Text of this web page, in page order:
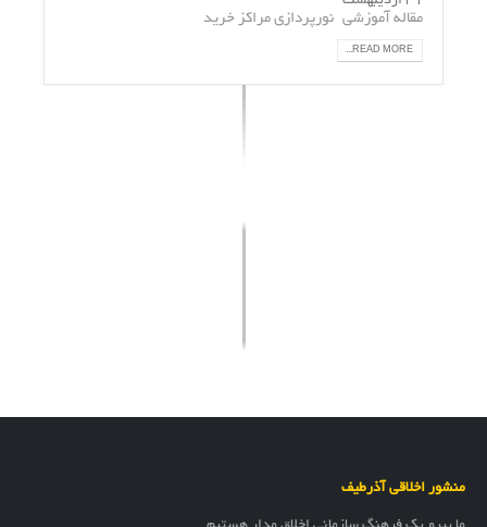
مقاله آموزشی نورپردازی مراکز خرید
READ MORE...
منشور اخلاقی آذرطیف